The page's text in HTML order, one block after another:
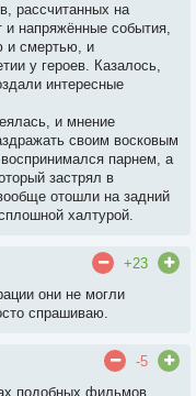
рассчитанных на
напряжённые события,
и смертью, и
у героев. Казалось,
интересные
и мнение
своим восковым
парнем, а
застрял в
отошли на задний
халтурой.
+23
они не могли
спрашиваю.
-5
подобных фильмов